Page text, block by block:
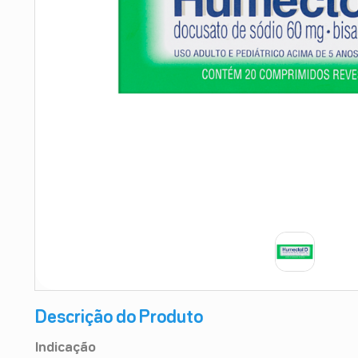
Descrição do Produto
Indicação
absorvente
10ºshampoo